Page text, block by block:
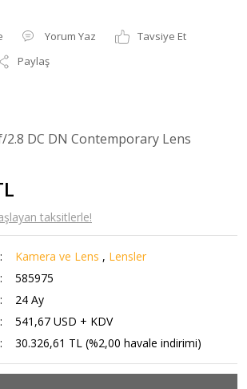
Yorum Yaz
Tavsiye Et
Paylaş
2.8 DC DN Contemporary Lens
taksitlerle!
Kamera ve Lens , Lensler
585975
24 Ay
541,67 USD + KDV
30.326,61 TL (%2,00 havale indirimi)